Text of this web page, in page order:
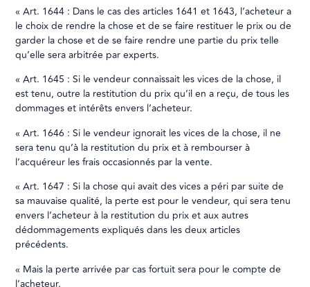
« Art. 1644 : Dans le cas des articles 1641 et 1643, l’acheteur a
le choix de rendre la chose et de se faire restituer le prix ou de
garder la chose et de se faire rendre une partie du prix telle
qu’elle sera arbitrée par experts.
« Art. 1645 : Si le vendeur connaissait les vices de la chose, il
est tenu, outre la restitution du prix qu’il en a reçu, de tous les
dommages et intérêts envers l’acheteur.
« Art. 1646 : Si le vendeur ignorait les vices de la chose, il ne
sera tenu qu’à la restitution du prix et à rembourser à
l’acquéreur les frais occasionnés par la vente.
« Art. 1647 : Si la chose qui avait des vices a péri par suite de
sa mauvaise qualité, la perte est pour le vendeur, qui sera tenu
envers l’acheteur à la restitution du prix et aux autres
dédommagements expliqués dans les deux articles
précédents.
« Mais la perte arrivée par cas fortuit sera pour le compte de
l’acheteur.